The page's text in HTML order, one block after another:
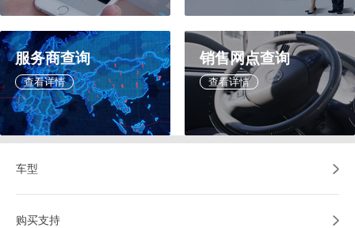
服务商查询
查看详情
销售网点查询
查看详情
车型
购买支持